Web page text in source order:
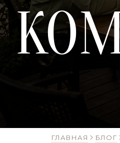
ГЛАВНАЯ БЛОГ